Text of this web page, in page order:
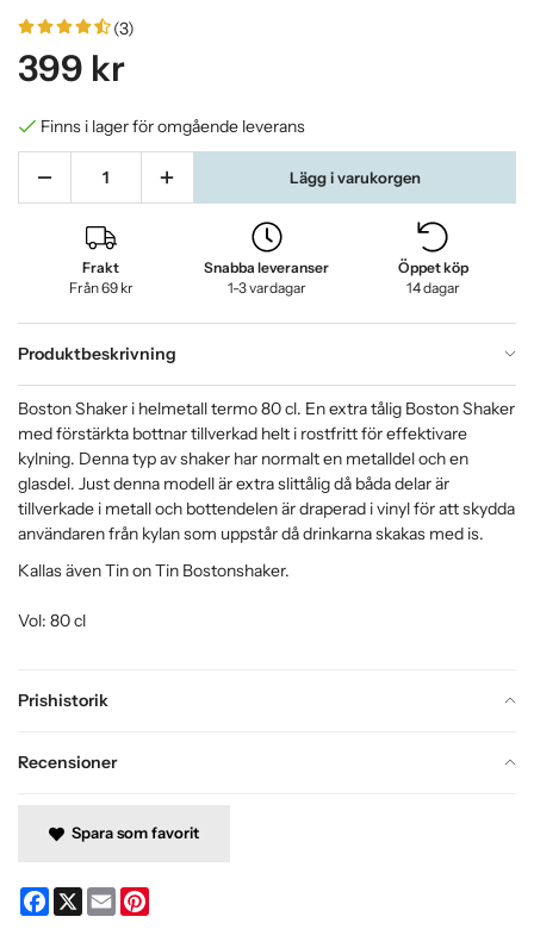
(3)
399 kr
Finns i lager för omgående leverans
Lägg i varukorgen
Frakt
Från 69 kr
Snabba leveranser
1-3 vardagar
Öppet köp
14 dagar
Produktbeskrivning
Prishistorik
Recensioner
Boston Shaker i helmetall termo 80 cl. En extra tålig Boston Shaker
med förstärkta bottnar tillverkad helt i rostfritt för effektivare
kylning. Denna typ av shaker har normalt en metalldel och en
glasdel. Just denna modell är extra slittålig då båda delar är
tillverkade i metall och bottendelen är draperad i vinyl för att skydda
användaren från kylan som uppstår då drinkarna skakas med is.
Kallas även Tin on Tin Bostonshaker.
Vol: 80 cl
Spara som favorit
Facebook
X Email